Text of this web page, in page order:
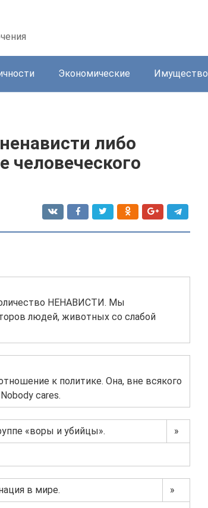
Экономические Имущество
либо
НЕНАВИСТИ. Мы
людей, животных со слабой
к политике. Она, вне всякого
cares.
«воры и убийцы». »
в мире. »